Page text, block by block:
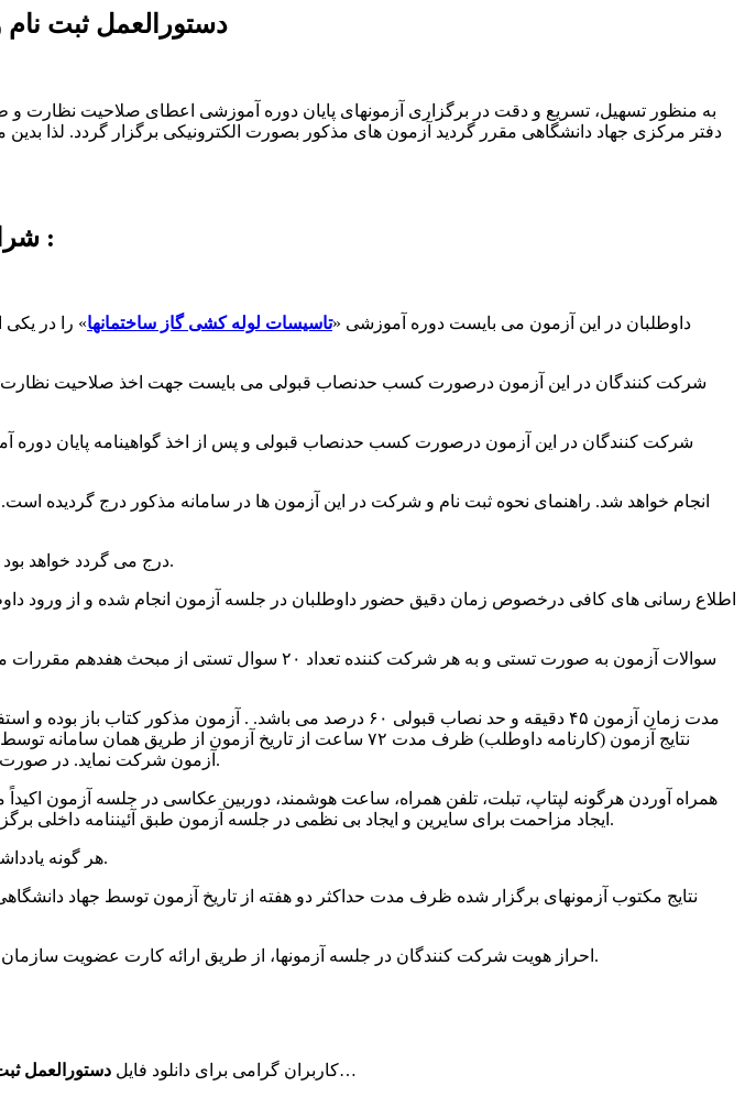
دستورالعمل ثبت
به منظور تسهیل، تسریع و دقت در برگزاری آزمونهای پایان دوره آموزشی اعطای صلاحیت نظارت
دفتر مرکزی جهاد دانشگاهی مقرر گردید آزمون های مذکور بصورت الکترونیکی برگزار گردد. لذا
شرایط عمومی آزمون الکترونیکی مبحث هفدهم مقررات ملی ساختمان :
۱- داوطلبان در این آزمون می بایست دوره آموزشی «تاسیسات لوله کشی گاز ساختمانها» را در
۵- محل برگزاری این آزمون در مراکز آزمون جهاد دانشگاهی استان که آدرس آنها در سایت www.cetc.ir درج می گردد خواهد بود.
نتایج آزمون (کارنامه داوطلب) ظرف مدت ۷۲ ساعت از تاریخ
آزمون شرکت نماید. در شرکت نماید.
ایجاد مزاحمت برای سایرین و ایجاد بی نظمی در جلسه آزمون طبق آئیننامه داخلی برگزاری آزمون ها به عنوان تخلف محسوب شده و با متخلفان مطابق با ضوابط و مقررات برخورد خواهد شد.
۱۰- هر گونه یادداشت برداری از صورت سوالات توسط داوطلب در جلسه آزمون مجاز نبوده و تخلف محسوب می شود.
۱۲- احراز هویت شرکت کنندگان در جلسه آزمونها، از طریق ارائه کارت عضویت سازمان نظام مهندسی ساختمان استان و کارت شناسایی معتبر عکسدار (کارت ملّی) صورت خواهد گرفت.
کاربران گرامی برای دانلود فایل دستورالعمل به بخش دانلود مراجعه نمایید…